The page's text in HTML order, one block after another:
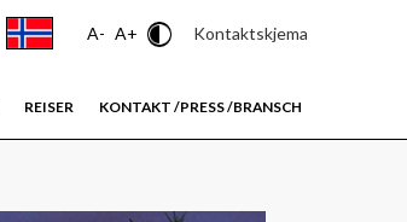
A- A+ ContrastKontaktskjema
REISER KONTAKT /PRESS /BRANSCH